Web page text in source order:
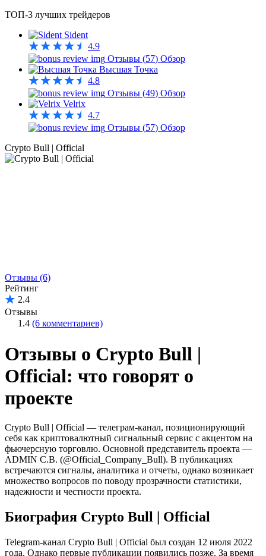
ТОП-3 лучших трейдеров
Sident
4.9
Отзывы (57) Обзор
Высшая Точка
4.8
Отзывы (49) Обзор
Velrix
4.7
Отзывы (57) Обзор
Crypto Bull | Official
Отзывы (6)
Рейтинг
2.4
Отзывы
1.4 (6 комментариев)
Отзывы о Crypto Bull |
Official: что говорят о
проекте
Crypto Bull | Official — телеграм-канал, позиционирующий
себя как криптовалютный сигнальный сервис с акцентом на
фьючерсную торговлю. Основной представитель проекта —
ADMIN C.B. (@Official_Company_Bull). В публикациях
встречаются сигналы, аналитика и отчеты, однако возникает
множество вопросов по поводу прозрачности статистики,
надежности и честности проекта.
Биография Crypto Bull | Official
Telegram-канал Crypto Bull | Official был создан 12 июля 2022
года. Однако первые публикации появились позже. За время